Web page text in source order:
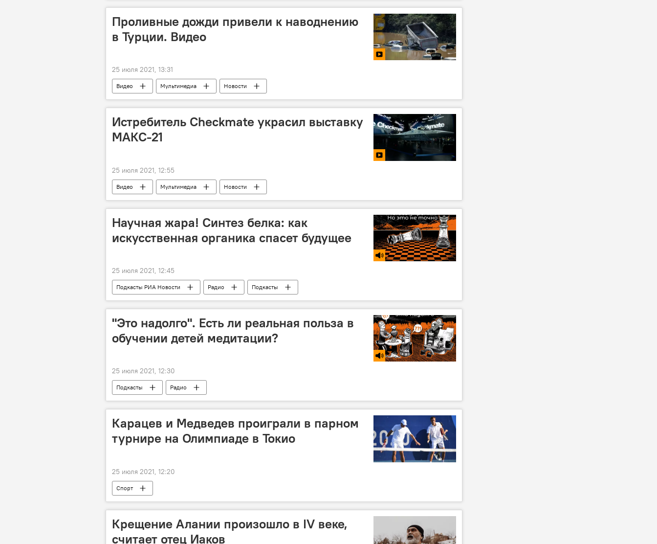
Проливные дожди привели к наводнению
в Турции. Видео
25 июля 2021, 13:31
Видео Мультимедиа Новости
Истребитель Checkmate украсил выставку
МАКС-21
25 июля 2021, 12:55
Видео Мультимедиа Новости
Научная жара! Синтез белка: как
искусственная органика спасет будущее
25 июля 2021, 12:45
Подкасты РИА Новости Радио Подкасты
"Это надолго". Есть ли реальная польза в
обучении детей медитации?
25 июля 2021, 12:30
Подкасты Радио
Карацев и Медведев проиграли в парном
турнире на Олимпиаде в Токио
25 июля 2021, 12:20
Спорт
Крещение Алании произошло в IV веке,
считает отец Иаков